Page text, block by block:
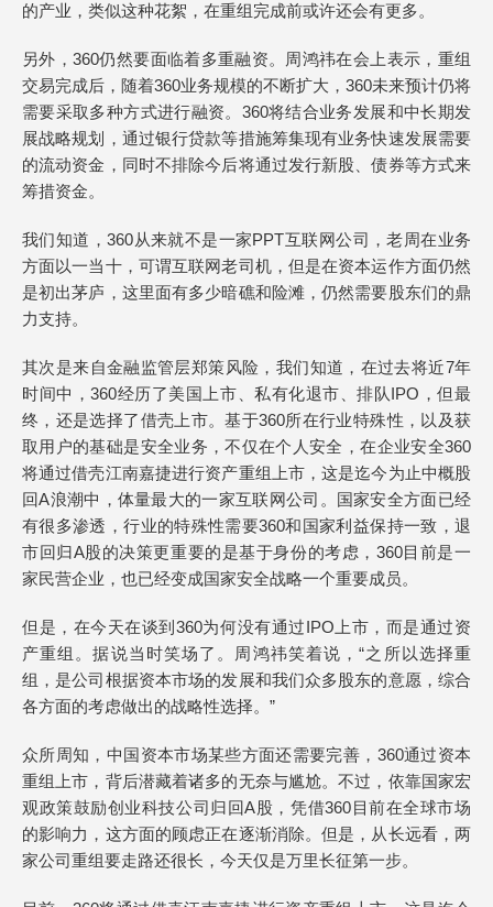
的产业，类似这种花絮，在重组完成前或许还会有更多。
另外，360仍然要面临着多重融资。周鸿祎在会上表示，重组
交易完成后，随着360业务规模的不断扩大，360未来预计仍将
需要采取多种方式进行融资。360将结合业务发展和中长期发
展战略规划，通过银行贷款等措施筹集现有业务快速发展需要
的流动资金，同时不排除今后将通过发行新股、债券等方式来
筹措资金。
我们知道，360从来就不是一家PPT互联网公司，老周在业务
方面以一当十，可谓互联网老司机，但是在资本运作方面仍然
是初出茅庐，这里面有多少暗礁和险滩，仍然需要股东们的鼎
力支持。
其次是来自金融监管层郑策风险，我们知道，在过去将近7年
时间中，360经历了美国上市、私有化退市、排队IPO，但最
终，还是选择了借壳上市。基于360所在行业特殊性，以及获
取用户的基础是安全业务，不仅在个人安全，在企业安全360
将通过借壳江南嘉捷进行资产重组上市，这是迄今为止中概股
回A浪潮中，体量最大的一家互联网公司。国家安全方面已经
有很多渗透，行业的特殊性需要360和国家利益保持一致，退
市回归A股的决策更重要的是基于身份的考虑，360目前是一
家民营企业，也已经变成国家安全战略一个重要成员。
但是，在今天在谈到360为何没有通过IPO上市，而是通过资
产重组。据说当时笑场了。周鸿祎笑着说，“之所以选择重
组，是公司根据资本市场的发展和我们众多股东的意愿，综合
各方面的考虑做出的战略性选择。”
众所周知，中国资本市场某些方面还需要完善，360通过资本
重组上市，背后潜藏着诸多的无奈与尴尬。不过，依靠国家宏
观政策鼓励创业科技公司归回A股，凭借360目前在全球市场
的影响力，这方面的顾虑正在逐渐消除。但是，从长远看，两
家公司重组要走路还很长，今天仅是万里长征第一步。